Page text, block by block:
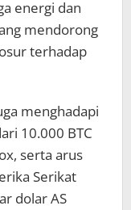
energi dan
mendorong
terhadap
menghadapi
10.000 BTC
serta arus
Serikat
dolar AS